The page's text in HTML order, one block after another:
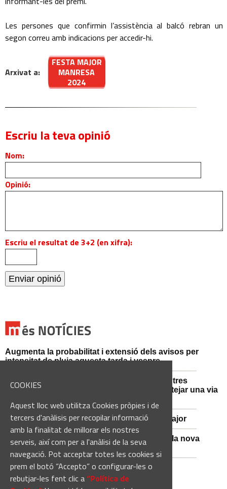
COOKIES
Aquest lloc web utilitza Cookies pròpies i de
tercers d'anàlisis per recopilar informació
amb la finalitat de millorar els nostres
serveis, així com per a l'anàlisi de la seva
navegació. Pot acceptar totes les cookies si
prem el botó “Accepto” o configurar-les o
rebutjar-les fent clic a“Política de
Les persones que confirmin l’assistència al balcó rebran un
segon correu amb indicacions per accedir-hi.
Arxivat a:
FESTA MAJOR
MANRESA
2024
Escriu la teva opinió
Nom:
Opinió:
Escriu el resultat de 3+2 (en xifra):
Augmenta la probabilitat i extensió dels avisos per
intensitat de pluja aquesta tarda i vespre
Mossos d'Esquadra i Guàrdia Civil detenen tres
persones i n'investiguen una altra per sabotejar una via
Viladordis es prepara per una nova Festa Major
Sant Vicenç de Castellet inicia les obres de la nova
comissaria de la Policia Local